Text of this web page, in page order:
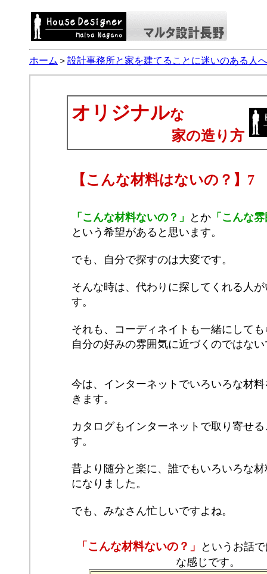
ホーム ＞ 設計事務所と家を建てることに迷いのある人へ
オリジナルな
家の造り方
【こんな材料はないの？】7
「こんな材料ないの？」 とか「こんな
という希望があると思います。
でも、自分で探すのは大変です。
そんな時は、代わりに探してくれる人
す。
それも、コーディネイトも一緒にして
自分の好みの雰囲気に近づくのではな
今は、インターネットでいろいろな材
きます。
カタログもインターネットで取り寄せ
す。
昔より随分と楽に、誰でもいろいろな
になりました。
でも、みなさん忙しいですよね。
「こんな材料ないの？」
というお話
な感じです。